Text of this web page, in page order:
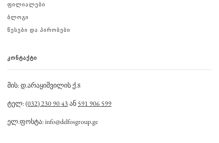
ᲤᲘᲚᲘᲐᲚᲔᲑᲘ
ᲑᲚᲝᲒᲘ
ᲬᲔᲡᲔᲑᲘ ᲓᲐ ᲞᲘᲠᲝᲑᲔᲑᲘ
ᲙᲝᲜᲢᲐᲥᲢᲘ
მის: დ.არაყიშვილის ქ.8
ტელ:(032) 230 90 43 ან 591 906 599
ელ.ფოსტა: info@delfosgroup.ge